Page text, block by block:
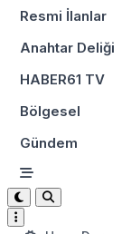
Resmi İlanlar
Anahtar Deliği
HABER61 TV
Bölgesel
Gündem